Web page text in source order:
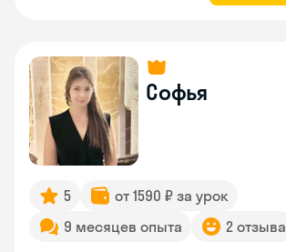
Софья
5
от 1590 ₽ за урок
9 месяцев опыта
2 отзыва